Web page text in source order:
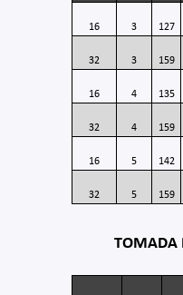
16 3 127
32 3 159
16 4 135
32 4 159
16 5 142
32 5 159
TOMADA